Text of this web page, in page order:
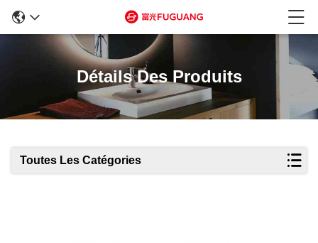
Détails Des Produits
Toutes Les Catégories